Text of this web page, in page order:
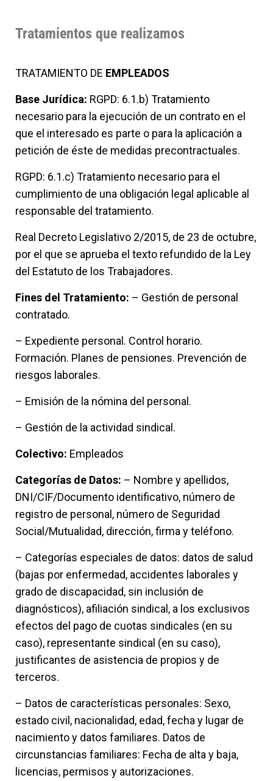
Tratamientos que realizamos
TRATAMIENTO DE EMPLEADOS
Base Jurídica: RGPD: 6.1.b) Tratamiento
necesario para la ejecución de un contrato en el
que el interesado es parte o para la aplicación a
petición de éste de medidas precontractuales.
RGPD: 6.1.c) Tratamiento necesario para el
cumplimiento de una obligación legal aplicable al
responsable del tratamiento.
Real Decreto Legislativo 2/2015, de 23 de octubre,
por el que se aprueba el texto refundido de la Ley
del Estatuto de los Trabajadores.
Fines del Tratamiento: – Gestión de personal
contratado.
– Expediente personal. Control horario.
Formación. Planes de pensiones. Prevención de
riesgos laborales.
– Emisión de la nómina del personal.
– Gestión de la actividad sindical.
Colectivo: Empleados
Categorías de Datos: – Nombre y apellidos,
DNI/CIF/Documento identificativo, número de
registro de personal, número de Seguridad
Social/Mutualidad, dirección, firma y teléfono.
– Categorías especiales de datos: datos de salud
(bajas por enfermedad, accidentes laborales y
grado de discapacidad, sin inclusión de
diagnósticos), afiliación sindical, a los exclusivos
efectos del pago de cuotas sindicales (en su
caso), representante sindical (en su caso),
justificantes de asistencia de propios y de
terceros.
– Datos de características personales: Sexo,
estado civil, nacionalidad, edad, fecha y lugar de
nacimiento y datos familiares. Datos de
circunstancias familiares: Fecha de alta y baja,
licencias, permisos y autorizaciones.